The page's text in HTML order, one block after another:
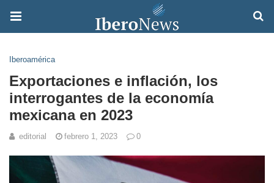
Iberoamérica
Exportaciones e inflación, los
interrogantes de la economía
mexicana en 2023
editorial febrero 1, 2023 0